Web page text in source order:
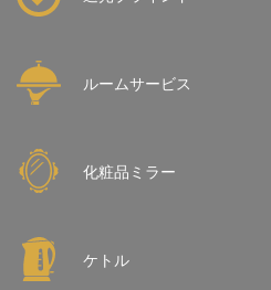
ルームサービス
化粧品ミラー
ケトル